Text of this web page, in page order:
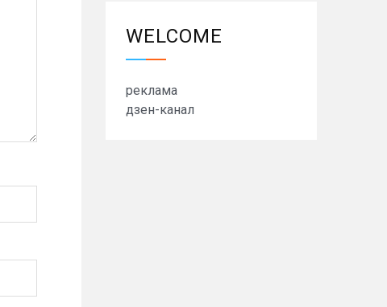
WELCOME
реклама
дзен-канал